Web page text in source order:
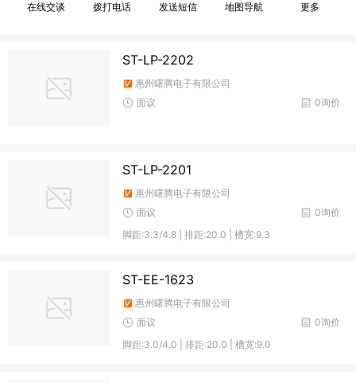
在线交谈 拨打电话 发送短信 地图导航 更多
ST-LP-2202
惠州曙腾电子有限公司
0询价
面议
ST-LP-2201
惠州曙腾电子有限公司
0询价
面议
脚距:3.3/4.8 | 排距:20.0 | 槽宽:9.3
ST-EE-1623
惠州曙腾电子有限公司
0询价
面议
脚距:3.0/4.0 | 排距:20.0 | 槽宽:9.0